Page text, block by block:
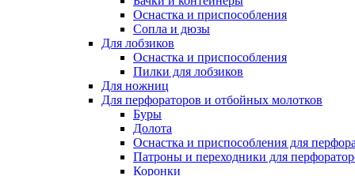
Оснастка и приспособления
Сопла и дюзы
Для лобзиков
Оснастка и приспособления
Пилки для лобзиков
Для ножниц
Для перфораторов и отбойных молотков
Буры
Долота
Оснастка и приспособления для
Патроны и переходники для
Коронки